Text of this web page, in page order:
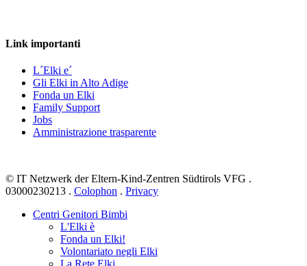
Link importanti
L´Elki e´
Gli Elki in Alto Adige
Fonda un Elki
Family Support
Jobs
Amministrazione trasparente
© IT Netzwerk der Eltern-Kind-Zentren Südtirols VFG .
03000230213 . Colophon . Privacy
Centri Genitori Bimbi
L'Elki è
Fonda un Elki!
Volontariato negli Elki
La Rete Elki